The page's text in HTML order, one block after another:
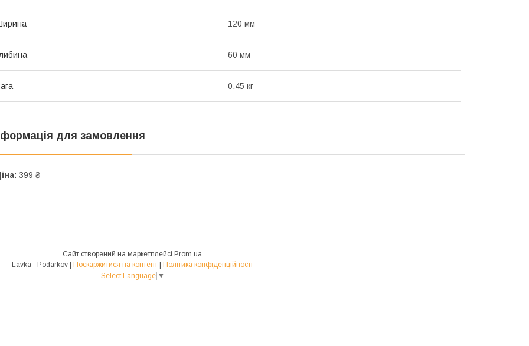
120 мм
60 мм
0.45 кг
для замовлення
399 ₴
Сайт створений на маркетплейсі Prom.ua
Поскаржитися на контент
Політика конфіденційності
Select Language ▼